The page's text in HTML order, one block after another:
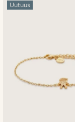
Uutuus